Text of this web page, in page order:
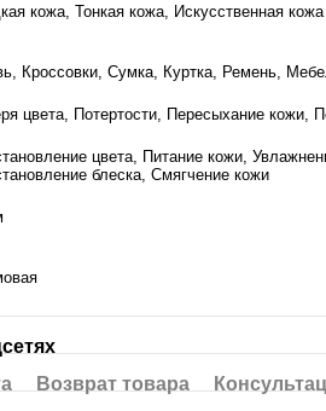
кожа, Тонкая кожа, Искусственная кожа
Кроссовки, Сумка, Куртка, Ремень,
цвета, Потертости, Пересыхание кожи,
цвета, Питание кожи,
блеска, Смягчение кожи
Возврат товара